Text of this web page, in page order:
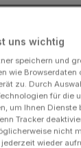
für Iron
für Iron Order
uns wichtig
speichern und
wie Browserdaten
zu. Durch
für die
um Ihnen Dienste
Tracker
nicht
wieder